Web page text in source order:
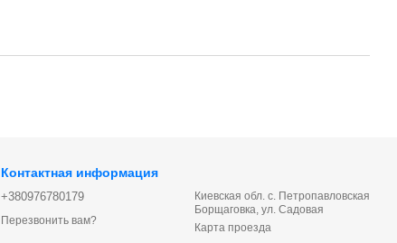
Контактная информация
+380976780179
Перезвонить вам?
Киевская обл. с. Петропавловская
Борщаговка, ул. Садовая
Карта проезда